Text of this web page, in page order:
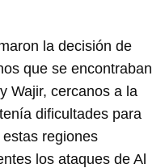
la decisión de
que se encontraban
Wajir, cercanos a la
dificultades para
regiones
los ataques de Al